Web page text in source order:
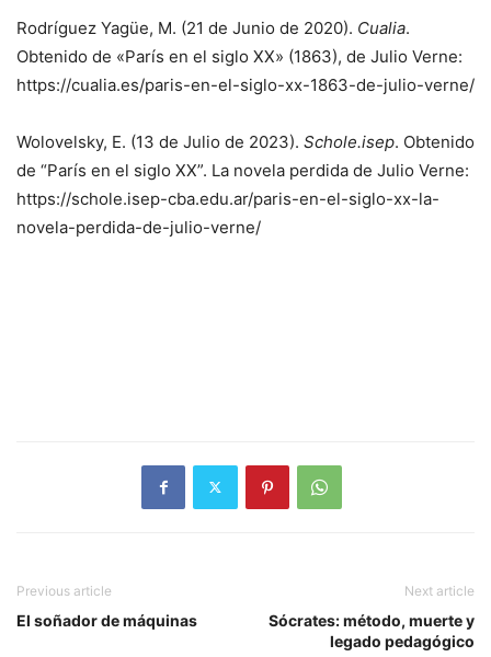
Rodríguez Yagüe, M. (21 de Junio de 2020). Cualia.
Obtenido de «París en el siglo XX» (1863), de Julio Verne:
https://cualia.es/paris-en-el-siglo-xx-1863-de-julio-verne/
Wolovelsky, E. (13 de Julio de 2023). Schole.isep. Obtenido
de “París en el siglo XX”. La novela perdida de Julio Verne:
https://schole.isep-cba.edu.ar/paris-en-el-siglo-xx-la-
novela-perdida-de-julio-verne/
Previous article
El soñador de máquinas
Next article
Sócrates: método, muerte y
legado pedagógico